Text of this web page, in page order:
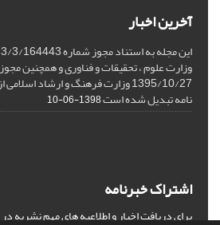
آخرین اخبار
1395/10/27 وزارت فرهنگ و ارشاد
نامه تبدیل شده است1398-06-10
اشتراک خبرنامه
برای دریافت اخبار و اطلاعیه های مهم نشریه